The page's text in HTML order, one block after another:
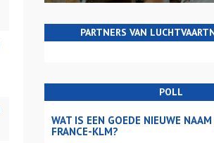
PARTNERS VAN
POLL
WAT IS EEN GOEDE NIEUWE
FRANCE-KLM?